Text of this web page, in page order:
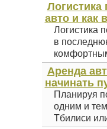
Логистика
авто и как
Логистика
в
Аренда
начинать
Планируя
одним и
Тбилиси